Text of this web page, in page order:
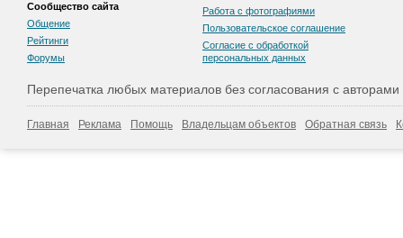
Сообщество сайта
Общение
Рейтинги
Форумы
Работа с фотографиями
Пользовательскоe соглашение
Согласие с обработкой
персональных данных
Перепечатка любых материалов без согласования с
Главная Реклама Помощь Владельцам объектов Обратная связь